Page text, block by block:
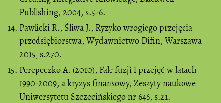
Publishing, 2004, s.5-6.
Pawlicki R., Śliwa J., Ryzyko wrogiego przejęcia
przedsiębiorstwa, Wydawnictwo Difin, Warszawa
2015, s.270.
Perepeczko A. (2010), Fale fuzji i przejęć w latach
1990-2009, a kryzys finansowy, Zeszyty naukowe
Uniwersytetu Szczecińskiego nr 646, s.21.